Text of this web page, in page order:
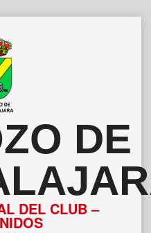
DE
DEL CLUB –